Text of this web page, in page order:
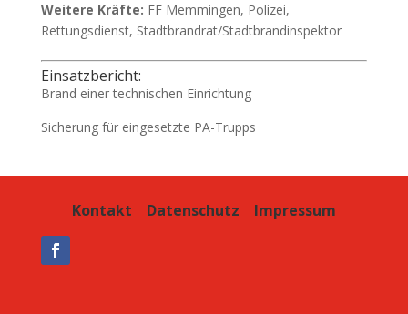
Weitere Kräfte: FF Memmingen, Polizei,
Rettungsdienst, Stadtbrandrat/Stadtbrandinspektor
Einsatzbericht:
Brand einer technischen Einrichtung
Sicherung für eingesetzte PA-Trupps
Kontakt Datenschutz Impressum